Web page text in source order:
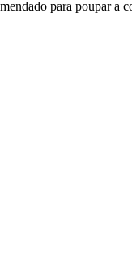
para poupar a